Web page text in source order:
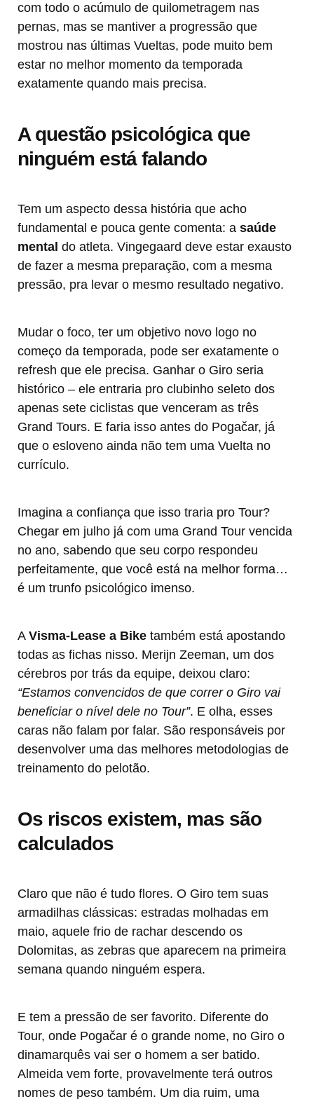
com todo o acúmulo de quilometragem nas
pernas, mas se mantiver a progressão que
mostrou nas últimas Vueltas, pode muito bem
estar no melhor momento da temporada
exatamente quando mais precisa.
A questão psicológica que
ninguém está falando
Tem um aspecto dessa história que acho
fundamental e pouca gente comenta: a saúde
mental do atleta. Vingegaard deve estar exausto
de fazer a mesma preparação, com a mesma
pressão, pra levar o mesmo resultado negativo.
Mudar o foco, ter um objetivo novo logo no
começo da temporada, pode ser exatamente o
refresh que ele precisa. Ganhar o Giro seria
histórico – ele entraria pro clubinho seleto dos
apenas sete ciclistas que venceram as três
Grand Tours. E faria isso antes do Pogačar, já
que o esloveno ainda não tem uma Vuelta no
currículo.
Imagina a confiança que isso traria pro Tour?
Chegar em julho já com uma Grand Tour vencida
no ano, sabendo que seu corpo respondeu
perfeitamente, que você está na melhor forma…
é um trunfo psicológico imenso.
A Visma-Lease a Bike também está apostando
todas as fichas nisso. Merijn Zeeman, um dos
cérebros por trás da equipe, deixou claro:
“Estamos convencidos de que correr o Giro vai
beneficiar o nível dele no Tour”. E olha, esses
caras não falam por falar. São responsáveis por
desenvolver uma das melhores metodologias de
treinamento do pelotão.
Os riscos existem, mas são
calculados
Claro que não é tudo flores. O Giro tem suas
armadilhas clássicas: estradas molhadas em
maio, aquele frio de rachar descendo os
Dolomitas, as zebras que aparecem na primeira
semana quando ninguém espera.
E tem a pressão de ser favorito. Diferente do
Tour, onde Pogačar é o grande nome, no Giro o
dinamarquês vai ser o homem a ser batido.
Almeida vem forte, provavelmente terá outros
nomes de peso também. Um dia ruim, uma